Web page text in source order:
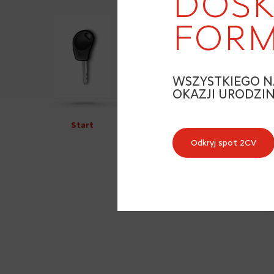
WSZYSTKIEGO
OKAZJI URODZIN
Odkryj spot 2CV
Start